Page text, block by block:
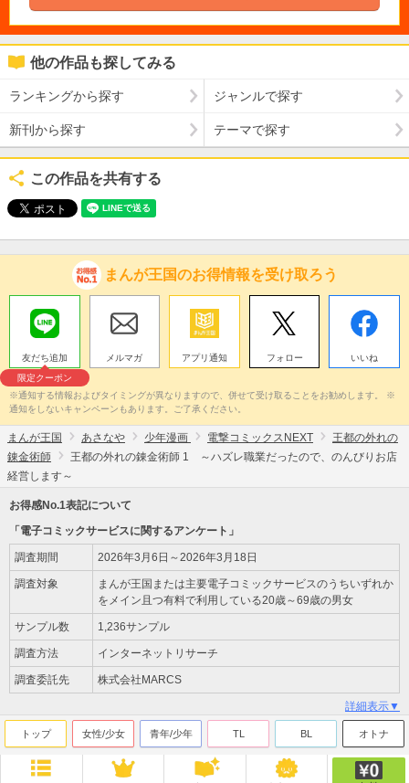
他の作品も探してみる
ランキングから探す ジャンルで探す
新刊から探す テーマで探す
この作品を共有する
まんが王国のお得情報を受け取ろう
友だち追加
限定クーポン
メルマガ アプリ通知 フォロー いいね
※通知する情報およびタイミングが異なりますので、併せて受け取ることをお勧めします。 ※
通知をしないキャンペーンもあります。ご了承ください。
まんが王国 あさなや 少年漫画 電撃コミックスNEXT
王都の外れの
錬金術師
王都の外れの錬金術師 1 ～ハズレ職業だったので、のんびりお店
経営します～
お得感No.1表記について
「電子コミックサービスに関するアンケート」
調査期間 2026年3月6日～2026年3月18日
調査対象
まんが王国または主要電子コミックサービスのうちいずれか
をメイン且つ有料で利用している20歳～69歳の男女
サンプル数 1,236サンプル
調査方法 インターネットリサーチ
調査委託先 株式会社MARCS
詳細表示▼
トップ 女性/少女 青年/少年 TL BL オトナ